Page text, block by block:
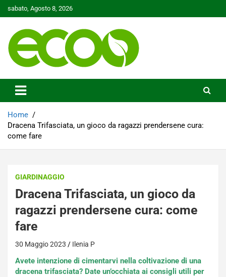
to
sabato, Agosto 8, 2026
Ecoo.it
Home
Dracena Trifasciata, un gioco da ragazzi prendersene cura:
come fare
GIARDINAGGIO
Dracena Trifasciata, un gioco da
ragazzi prendersene cura: come
fare
30 Maggio 2023 Ilenia P
Avete intenzione di cimentarvi nella coltivazione di una
dracena trifasciata? Date un’occhiata ai consigli utili per